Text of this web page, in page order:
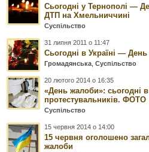
Сьогодні у Тернополі —
ДТП на Хмельниччині
Суспільство
31 липня 2011 о 11:47
Сьогодні в Україні —
Громадянська ,Суспільство
20 лютого 2014 о 16:35
«День жалоби»: сьогодні
протестувальників. ФОТО
Суспільство
15 червня 2014 о 14:00
15 червня оголошено
жалоби